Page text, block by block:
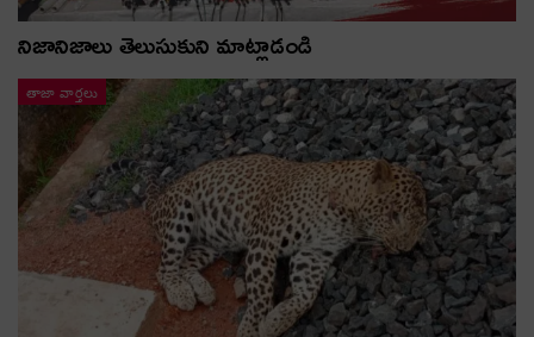
నిజానిజాలు తెలుసుకుని మాట్లాడండి
తాజా వార్తలు